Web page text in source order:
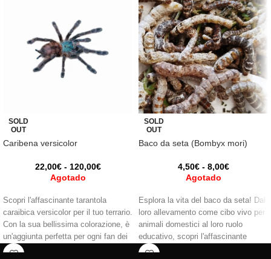
SOLD
OUT
Caribena versicolor
22,00€ - 120,00€
Agotado
Scopri l'affascinante tarantola
caraibica versicolor per il tuo terrario.
Con la sua bellissima colorazione, è
un'aggiunta perfetta per ogni fan dei
ragni. Si consiglia di avere
SOLD
OUT
Baco da seta (Bombyx mori)
4,50€ - 8,00€
Agotado
Esplora la vita del baco da seta! Dal
loro allevamento come cibo vivo per
animali domestici al loro ruolo
educativo, scopri l'affascinante
metamorfosi di questi incredibili